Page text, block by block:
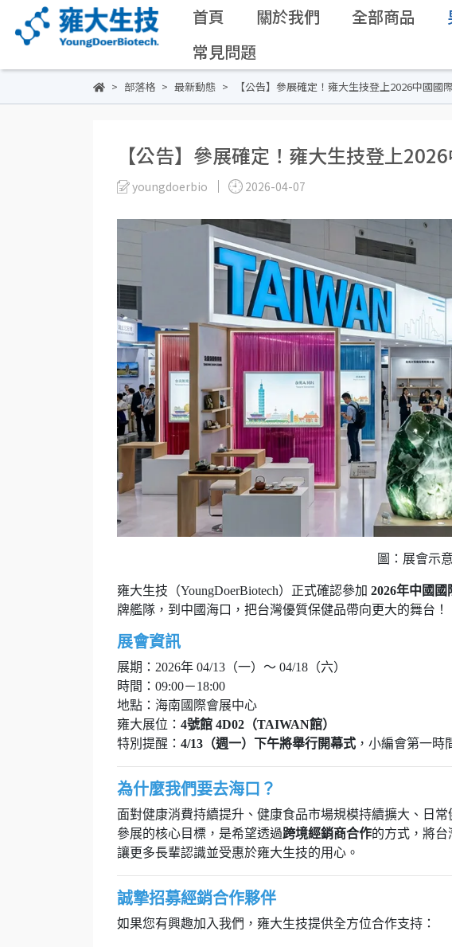
首頁 關於我們 全部商品
常見問題
部落格 最新動態 【公告】參展確定！雍大生技登上2026中國國
【公告】參展確定！雍大生技登上
youngdoerbio 2026-04-07
圖：展會示
雍大生技（YoungDoerBiotech）正式確認參加 2026年中國
牌艦隊，到中國海口，把台灣優質保健品帶向更大的舞台！
展會資訊
展期：2026年 04/13（一）～ 04/18（六）
時間：09:00－18:00
地點：海南國際會展中心
雍大展位： 4號館 4D02（TAIWAN館）
特別提醒： 4/13（週一）下午將舉行開幕式 ，小編會第一時
為什麼我們要去海口？
面對健康消費持續提升、健康食品市場規模持續擴大、日
參展的核心目標，是希望透過跨境經銷商合作的方式，將台
讓更多長輩認識並受惠於雍大生技的用心。
誠摯招募經銷合作夥伴
如果您有興趣加入我們，雍大生技提供全方位合作支持：